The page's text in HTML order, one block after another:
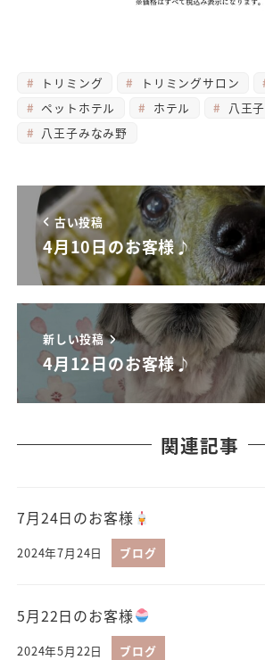
トリミング トリミングサロン
ペットホテル
ホテル
八王子
八王子みなみ野
古い投稿
4月10日のお客様♪
新しい投稿
4月12日のお客様♪
関連記事
7月24日のお客様
2024年7月24日 ブログ
5月22日のお客様
2024年5月22日 ブログ